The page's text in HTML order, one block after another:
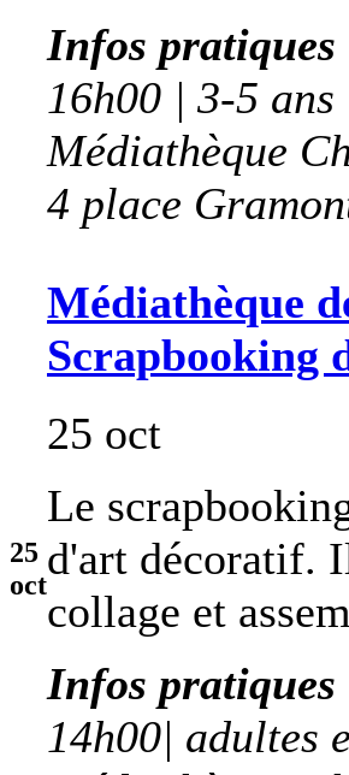
Infos pratiques
16h00 | 3-5
Médiathèque
4 place
25
oct
Médiathèque
Scrapbooking
25 oct
Le
d'art décoratif.
collage et
Infos pratiques
14h00| adultes